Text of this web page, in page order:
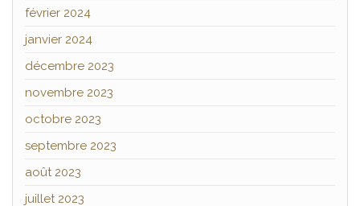
février 2024
janvier 2024
décembre 2023
novembre 2023
octobre 2023
septembre 2023
août 2023
juillet 2023